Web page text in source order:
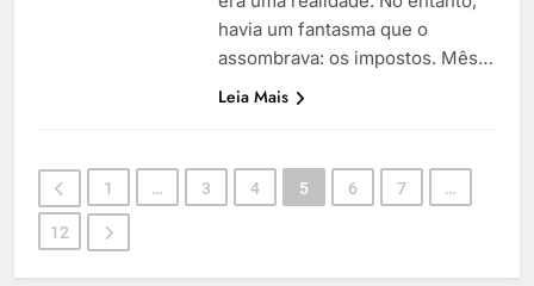
havia um fantasma que o
assombrava: os impostos. Mês…
Leia Mais
1 … 3 4 5 6 7 …
12